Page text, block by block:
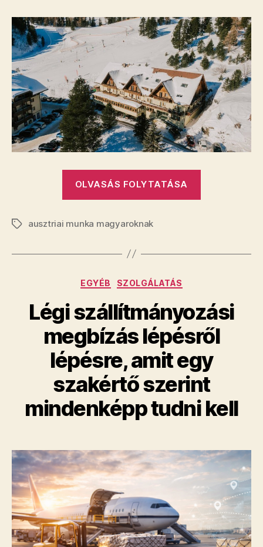
OLVASÁS FOLYTATÁSA
ban”
Címkékausztriai munka magyaroknak
Kategóriák
EGYÉB SZOLGÁLATÁS
Légi szállítmányozási
megbízás lépésről
lépésre, amit egy
szakértő szerint
mindenképp tudni kell